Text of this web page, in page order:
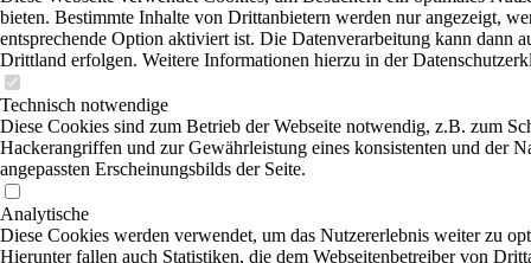
bieten. Bestimmte Inhalte von Drittanbietern werden nur angezeigt,
entsprechende Option aktiviert ist. Die Datenverarbeitung kann dann
Drittland erfolgen. Weitere Informationen hierzu in der
Technisch notwendige
Diese Cookies sind zum Betrieb der Webseite notwendig, z.B. zum
Hackerangriffen und zur Gewährleistung eines konsistenten und der
angepassten Erscheinungsbilds der Seite.
Analytische
Diese Cookies werden verwendet, um das Nutzererlebnis weiter zu
Hierunter fallen auch Statistiken, die dem Webseitenbetreiber von